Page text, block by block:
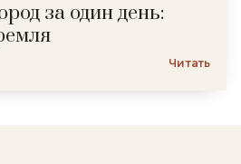
за один день:
Читать